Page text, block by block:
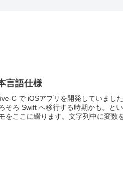
言語仕様
C で iOSアプリを開発していまし
そろ Swift へ移行する時期かも。と
をここに綴ります。文字列中に変数